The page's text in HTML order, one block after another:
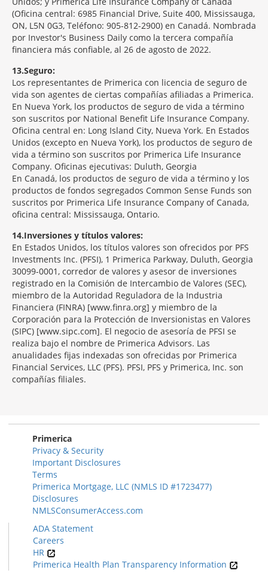
(Oficina central: 6985 Financial Drive, Suite 400, Mississauga,
ON, L5N 0G3, Teléfono: 905-812-2900) en Canadá. Nombrada
por Investor's Business Daily como la tercera compañía
financiera más confiable, al 26 de agosto de 2022.
13 Seguro:
Los representantes de Primerica con licencia de seguro de
vida son agentes de ciertas compañías afiliadas a Primerica.
En Nueva York, los productos de seguro de vida a término
son suscritos por National Benefit Life Insurance Company.
Oficina central en: Long Island City, Nueva York. En Estados
Unidos (excepto en Nueva York), los productos de seguro de
vida a término son suscritos por Primerica Life Insurance
Company. Oficinas ejecutivas: Duluth, Georgia
En Canadá, los productos de seguro de vida a término y los
productos de fondos segregados Common Sense Funds son
suscritos por Primerica Life Insurance Company of Canada,
oficina central: Mississauga, Ontario.
14 Inversiones y títulos valores:
En Estados Unidos, los títulos valores son ofrecidos por PFS
Investments Inc. (PFSI), 1 Primerica Parkway, Duluth, Georgia
30099-0001, corredor de valores y asesor de inversiones
registrado en la Comisión de Intercambio de Valores (SEC),
miembro de la Autoridad Reguladora de la Industria
Financiera (FINRA) [www.finra.org] y miembro de la
Corporación para la Protección de Inversionistas en Valores
(SIPC) [www.sipc.com]. El negocio de asesoría de PFSI se
realiza bajo el nombre de Primerica Advisors. Las
anualidades fijas indexadas son ofrecidas por Primerica
Financial Services, LLC (PFS). PFSI, PFS y Primerica, Inc. son
compañías filiales.
Primerica
Privacy & Security
Important Disclosures
Terms
Primerica Mortgage, LLC (NMLS ID #1723477)
Disclosures
NMLSConsumerAccess.com
ADA Statement
Careers
HR
Primerica Health Plan Transparency Information